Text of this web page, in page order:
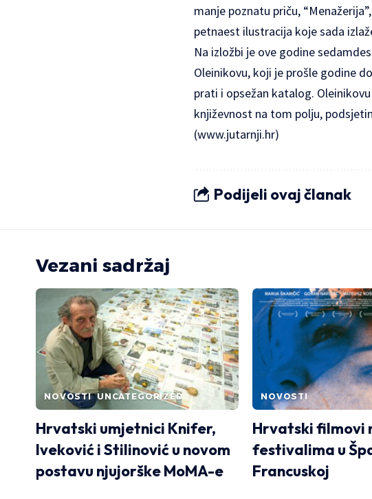
manje poznatu priču,
petnaest ilustracija koje sada
Na izložbi je ove godine
Oleinikovu, koji je prošle godine
prati i opsežan katalog.
književnost na tom polju,
(www.jutarnji.hr)
Podijeli ovaj članak
Vezani sadržaj
NOVOSTI UNCATEGORIZED
Hrvatski umjetnici Knifer,
Iveković i Stilinović u novom
postavu njujorške MoMA-e
NOVOSTI
Hrvatski filmovi
festivalima u
Francuskoj